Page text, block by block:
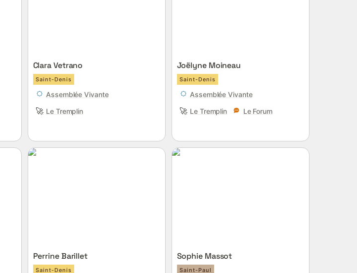
Clara Vetrano
Saint-Denis
Assemblée Vivante
🚀 Le Tremplin
Joëlyne Moineau
Saint-Denis
Assemblée Vivante
🚀 Le Tremplin Le Forum
Perrine Barillet
Perrine Barillet
Saint-Denis
Sophie Massot
Sophie Massot
Saint-Paul